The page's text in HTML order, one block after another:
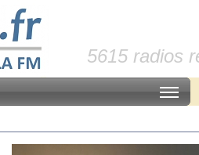
5615 radios